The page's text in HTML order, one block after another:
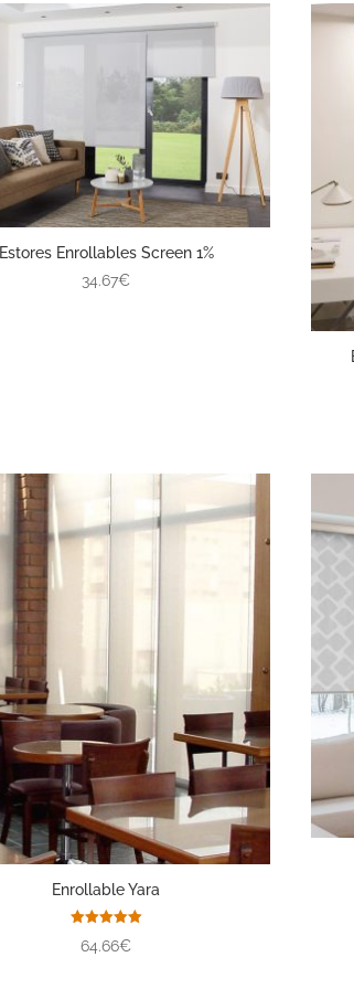
Estores Enrollables Screen 1%
34.67€
Enrollable Yara
con
64.66€